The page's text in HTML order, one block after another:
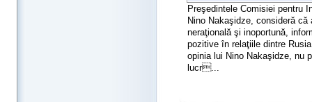
Preşedintele Comisiei pentru
Nino Nakaşidze, consideră
neraţională şi inoportună,
pozitive în relaţiile dintre
opinia lui Nino Nakaşidze, nu
lucr...